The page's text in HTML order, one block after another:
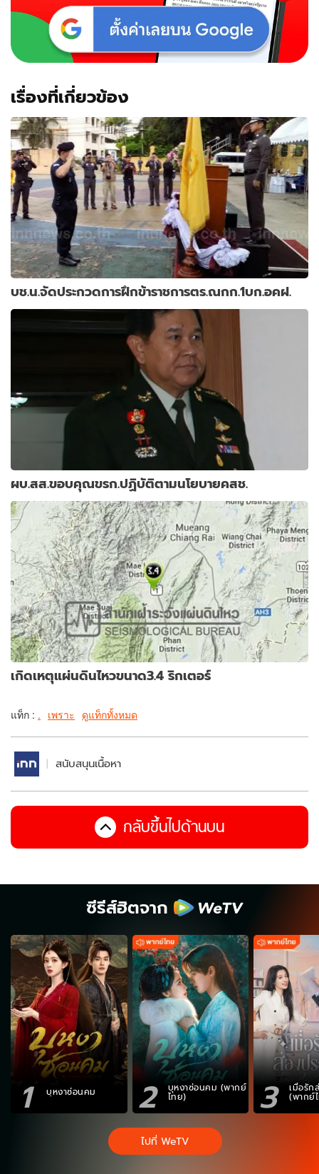
เรื่องที่เกี่ยวข้อง
บช.น.จัดประกวดการฝึกข้าราชการตร.ณกก.1บก.อคฝ.
ผบ.สส.ขอบคุณขรก.ปฏิบัติตามนโยบายคสช.
เกิดเหตุแผ่นดินไหวขนาด3.4 ริกเตอร์
แท็ก : . เพราะ ดูแท็กทั้งหมด
สนับสนุนเนื้อหา
กลับขึ้นไปด้านบน
ซีรีส์ฮิตจาก
1 บุหงาซ่อนคม 2 บุหงาซ่อนคม (พากย์
ไทย) 3 เมื่อรัก
(พากย์
ไปที่ WeTV